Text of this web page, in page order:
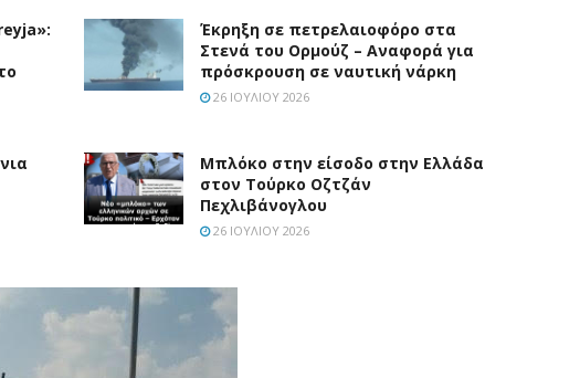
Έκρηξη σε πετρελαιοφόρο στα
Στενά του Ορμούζ – Αναφορά για
πρόσκρουση σε ναυτική νάρκη
26 ΙΟΥΛΊΟΥ 2026
Μπλόκο στην είσοδο στην Ελλάδα
στον Τούρκο Οζτζάν
Πεχλιβάνογλου
26 ΙΟΥΛΊΟΥ 2026